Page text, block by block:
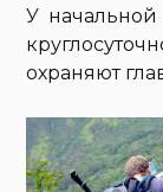
У начальной
охраняют